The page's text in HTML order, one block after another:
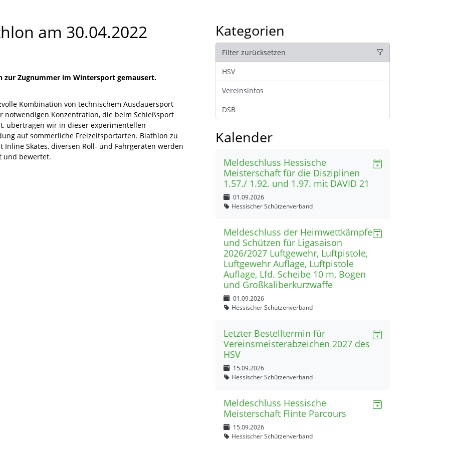
am 30.04.2022
zur Zugnummer im Wintersport gemausert.
Kombination von technischem Ausdauersport
notwendigen Konzentration, die beim Schießsport
übertragen wir in dieser experimentellen
auf sommerliche Freizeitsportarten. Biathlon zu
Inline Skates, diversen Roll- und Fahrgeräten werden
und bewertet.
Kategorien
Filter zurücksetzen
HSV
Vereinsinfos
DSB
Kalender
Meldeschluss Hessische
Meisterschaft für die Disziplinen
1.57./ 1.92. und 1.97. mit DAVID 21
01.09.2026
Hessischer Schützenverband
Meldeschluss der Heimwettkämpfe
und Schützen für Ligasaison
2026/2027 Luftgewehr, Luftpistole,
Luftgewehr Auflage, Luftpistole
Auflage, Lfd. Scheibe 10 m, Bogen
und Großkaliberkurzwaffe
01.09.2026
Hessischer Schützenverband
Letzter Bestelltermin für
Vereinsmeisterabzeichen 2027 des
HSV
15.09.2026
Hessischer Schützenverband
Meldeschluss Hessische
Meisterschaft Flinte Parcours
15.09.2026
Hessischer Schützenverband